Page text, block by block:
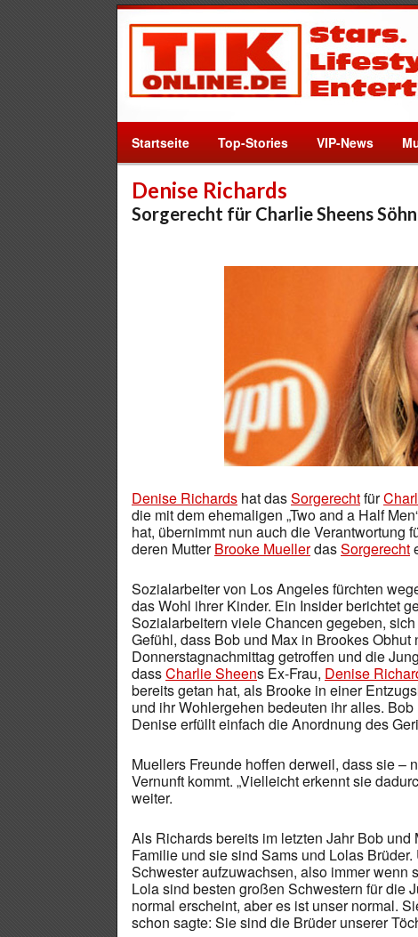
Startseite Top-Stories VIP-News
Denise Richards
Sorgerecht für Charlie Sheens
Denise Richards hat dasSorgerechtfür
die mit dem ehemaligen „Two and a Half
hat, übernimmt nun auch die Verantwortung
deren MutterBrooke MuellerdasSorgerecht
Sozialarbeiter von Los Angeles fürchten
das Wohl ihrer Kinder. Ein Insider berichtet
Sozialarbeitern viele Chancen gegeben,
Gefühl, dass Bob und Max in Brookes
Donnerstagnachmittag getroffen und die
dassCharlie Sheens Ex-Frau, Denise
bereits getan hat, als Brooke in einer
und ihr Wohlergehen bedeuten ihr alles.
Denise erfüllt einfach die Anordnung des
Muellers Freunde hoffen derweil, dass sie –
Vernunft kommt. „Vielleicht erkennt sie
weiter.
Als Richards bereits im letzten Jahr Bob
Familie und sie sind Sams und Lolas
Schwester aufzuwachsen, also immer wenn
Lola sind besten großen Schwestern für die
normal erscheint, aber es ist unser normal.
schon sagte: Sie sind die Brüder unserer